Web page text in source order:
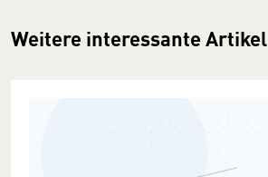
Weitere interessante Artikel